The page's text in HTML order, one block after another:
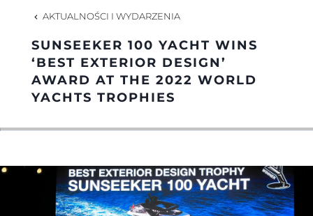
ZESPÓŁ
TRADYCJA
AKTUALNOŚCI I WYDARZENIA
SUNSEEKER 100 YACHT WINS
‘BEST EXTERIOR DESIGN’
AWARD AT THE 2022 WORLD
YACHTS TROPHIES